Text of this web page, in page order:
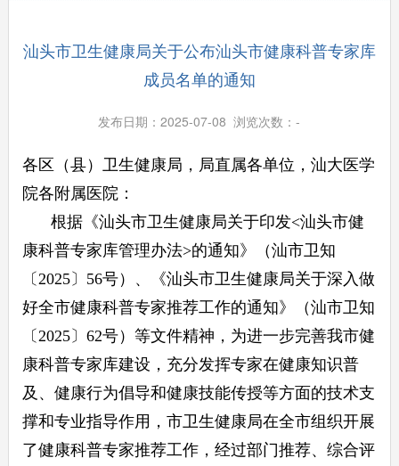
汕头市卫生健康局关于公布汕头市健康科普专家库
成员名单的通知
发布日期：2025-07-08 浏览次数：-
各区（县）卫生健康局，局直属各单位，汕大医学
院各附属医院：
根据《汕头市卫生健康局关于印发<汕头市健
康科普专家库管理办法>的通知》（汕市卫知
〔2025〕56号）、《汕头市卫生健康局关于深入做
好全市健康科普专家推荐工作的通知》（汕市卫知
〔2025〕62号）等文件精神，为进一步完善我市健
康科普专家库建设，充分发挥专家在健康知识普
及、健康行为倡导和健康技能传授等方面的技术支
撑和专业指导作用，市卫生健康局在全市组织开展
了健康科普专家推荐工作，经过部门推荐、综合评